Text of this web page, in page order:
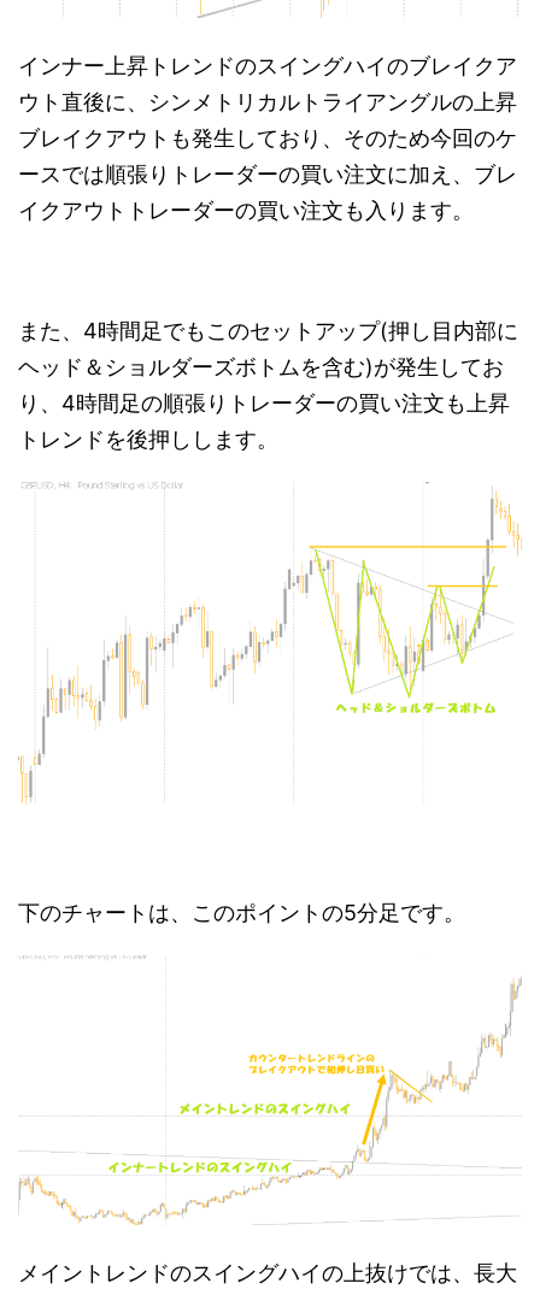
インナー上昇トレンドのスイングハイのブレイクア
ウト直後に、シンメトリカルトライアングルの上昇
ブレイクアウトも発生しており、そのため今回のケ
ースでは順張りトレーダーの買い注文に加え、ブレ
イクアウトトレーダーの買い注文も入ります。
また、4時間足でもこのセットアップ(押し目内部に
ヘッド＆ショルダーズボトムを含む)が発生してお
り、4時間足の順張りトレーダーの買い注文も上昇
トレンドを後押しします。
下のチャートは、このポイントの5分足です。
メイントレンドのスイングハイの上抜けでは、長大